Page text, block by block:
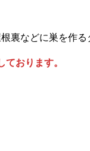
裏などに巣を作
おります。